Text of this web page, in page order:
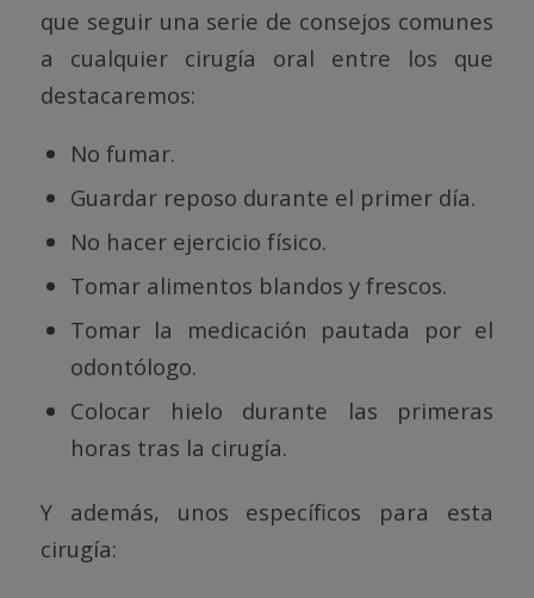
que seguir una serie de consejos comunes
a cualquier cirugía oral entre los que
destacaremos:
No fumar.
Guardar reposo durante el primer día.
No hacer ejercicio físico.
Tomar alimentos blandos y frescos.
Tomar la medicación pautada por el
odontólogo.
Colocar hielo durante las primeras
horas tras la cirugía.
Y además, unos específicos para esta
cirugía: